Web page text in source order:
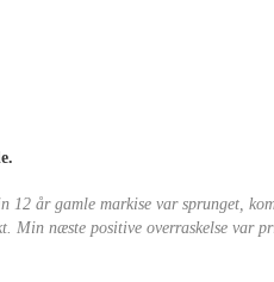
12 år gamle markise var sprunget,
Min næste positive overraskelse var